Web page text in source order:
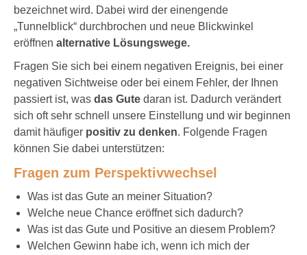
bezeichnet wird. Dabei wird der einengende
„Tunnelblick“ durchbrochen und neue Blickwinkel
eröffnen alternative Lösungswege.
Fragen Sie sich bei einem negativen Ereignis, bei einer
negativen Sichtweise oder bei einem Fehler, der Ihnen
passiert ist, was das Gute daran ist. Dadurch verändert
sich oft sehr schnell unsere Einstellung und wir beginnen
damit häufiger positiv zu denken. Folgende Fragen
können Sie dabei unterstützen:
Fragen zum Perspektivwechsel
Was ist das Gute an meiner Situation?
Welche neue Chance eröffnet sich dadurch?
Was ist das Gute und Positive an diesem Problem?
Welchen Gewinn habe ich, wenn ich mich der